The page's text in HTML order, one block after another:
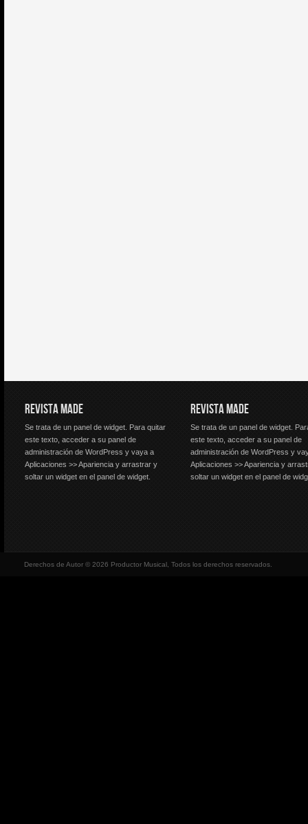
REVISTA MADE
Se trata de un panel de widget. Para quitar
este texto, acceder a su panel de
administración de WordPress y vaya a
Aplicaciones >> Apariencia y arrastrar y
soltar un widget en el panel de widget.
REVISTA MADE
Se trata de un panel de widget.
este texto, acceder a su panel de
administración de WordPress y
Aplicaciones >> Apariencia y
soltar un widget en el panel de
Derechos de Autor © 2026 Productor Musical, Todos los derechos reservados.